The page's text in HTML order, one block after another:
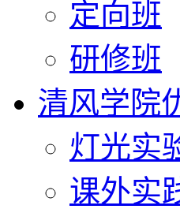
定向班
研修班
清风学院
灯光实
课外实